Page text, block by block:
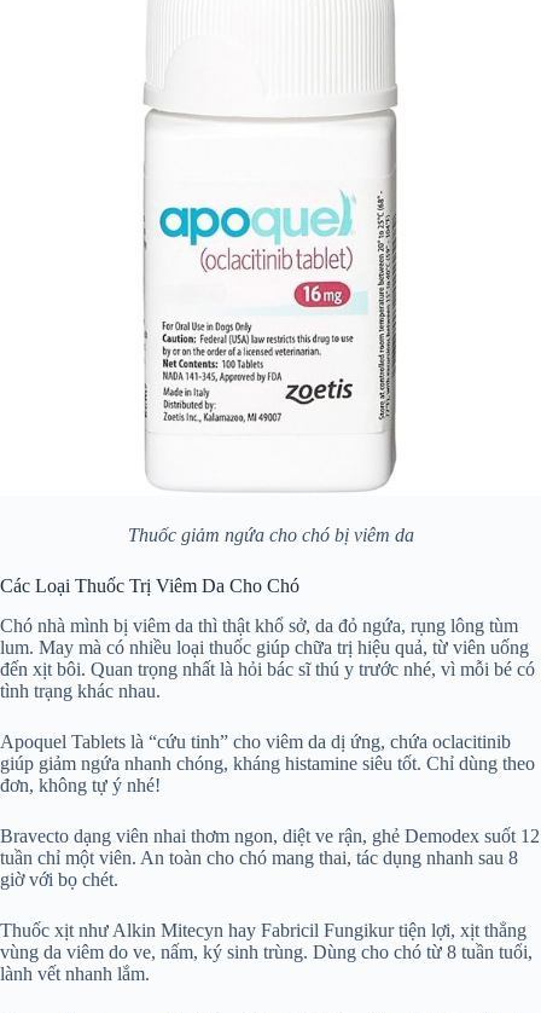
Thuốc giảm ngứa cho chó bị viêm da
Các Loại Thuốc Trị Viêm Da Cho Chó
Chó nhà mình bị viêm da thì thật khổ sở, da đỏ ngứa, rụng lông tùm
lum. May mà có nhiều loại thuốc giúp chữa trị hiệu quả, từ viên uống
đến xịt bôi. Quan trọng nhất là hỏi bác sĩ thú y trước nhé, vì mỗi bé có
tình trạng khác nhau.
Apoquel Tablets là “cứu tinh” cho viêm da dị ứng, chứa oclacitinib
giúp giảm ngứa nhanh chóng, kháng histamine siêu tốt. Chỉ dùng theo
đơn, không tự ý nhé!
Bravecto dạng viên nhai thơm ngon, diệt ve rận, ghẻ Demodex suốt 12
tuần chỉ một viên. An toàn cho chó mang thai, tác dụng nhanh sau 8
giờ với bọ chét.
Thuốc xịt như Alkin Mitecyn hay Fabricil Fungikur tiện lợi, xịt thẳng
vùng da viêm do ve, nấm, ký sinh trùng. Dùng cho chó từ 8 tuần tuổi,
lành vết nhanh lắm.